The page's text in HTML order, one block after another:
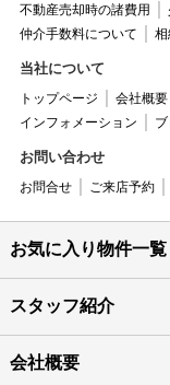
不動産売却時の諸費用
仲介手数料について
相
当社について
トップページ 会社概要
インフォメーション
お問い合わせ
お問合せ ご来店予約
お気に入り物件一覧
スタッフ紹介
会社概要